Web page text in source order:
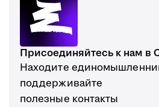
Присоединяйтесь к нам в
Находите
поддерживайте
полезные контакты